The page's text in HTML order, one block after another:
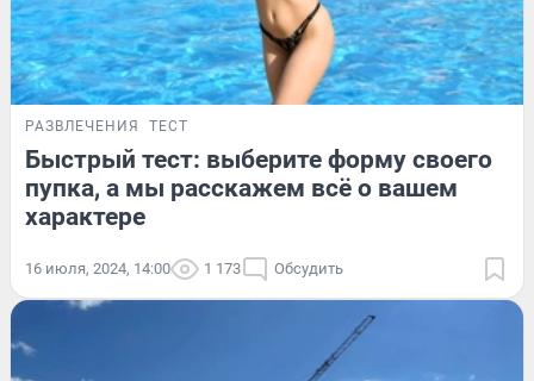
РАЗВЛЕЧЕНИЯ ТЕСТ
Быстрый тест: выберите форму своего
пупка, а мы расскажем всё о вашем
характере
16 июля, 2024, 14:00 1 173 Обсудить